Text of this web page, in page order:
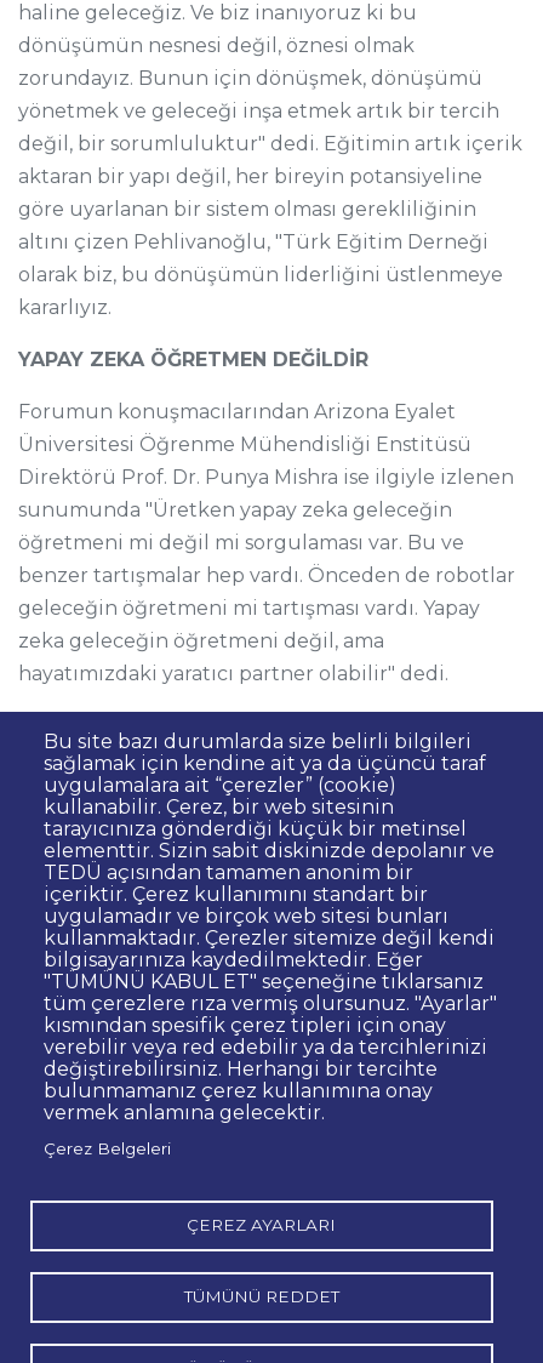
haline geleceğiz. Ve biz inanıyoruz ki bu
dönüşümün nesnesi değil, öznesi olmak
zorundayız. Bunun için dönüşmek, dönüşümü
yönetmek ve geleceği inşa etmek artık bir tercih
değil, bir sorumluluktur" dedi. Eğitimin artık içerik
aktaran bir yapı değil, her bireyin potansiyeline
göre uyarlanan bir sistem olması gerekliliğinin
altını çizen Pehlivanoğlu, "Türk Eğitim Derneği
olarak biz, bu dönüşümün liderliğini üstlenmeye
kararlıyız.
YAPAY ZEKA ÖĞRETMEN DEĞİLDİR
Forumun konuşmacılarından Arizona Eyalet
Üniversitesi Öğrenme Mühendisliği Enstitüsü
Direktörü Prof. Dr. Punya Mishra ise ilgiyle izlenen
sunumunda "Üretken yapay zeka geleceğin
öğretmeni mi değil mi sorgulaması var. Bu ve
benzer tartışmalar hep vardı. Önceden de robotlar
geleceğin öğretmeni mi tartışması vardı. Yapay
zeka geleceğin öğretmeni değil, ama
hayatımızdaki yaratıcı partner olabilir" dedi.
Bu site bazı durumlarda size belirli bilgileri
sağlamak için kendine ait ya da üçüncü taraf
uygulamalara ait “çerezler” (cookie)
kullanabilir. Çerez, bir web sitesinin
tarayıcınıza gönderdiği küçük bir metinsel
elementtir. Sizin sabit diskinizde depolanır ve
TEDÜ açısından tamamen anonim bir
içeriktir. Çerez kullanımını standart bir
uygulamadır ve birçok web sitesi bunları
kullanmaktadır. Çerezler sitemize değil kendi
bilgisayarınıza kaydedilmektedir. Eğer
"TÜMÜNÜ KABUL ET" seçeneğine tıklarsanız
tüm çerezlere rıza vermiş olursunuz. "Ayarlar"
kısmından spesifik çerez tipleri için onay
verebilir veya red edebilir ya da tercihlerinizi
değiştirebilirsiniz. Herhangi bir tercihte
bulunmamanız çerez kullanımına onay
vermek anlamına gelecektir.
Çerez Belgeleri
ÇEREZ AYARLARI
TÜMÜNÜ REDDET
Dipnot
Sıkça Sorulan Sorular
Kişisel Verilerin Korunması
Gizlilik Politikası
Sorumluluk Reddi
Bilgi Edinme
Site Yöneticisi İletişim
İhale ve Satınalma İlanları
Açık Rıza
Kurumsal Kimlik
Web Erişilebilirlik Beyanı
© TED Üniversitesi. Ziya Gökalp Caddesi No:48 06420, Kolej
Çankaya ANKARA
ÜniversitesiÜniversitesiÜniversitesi
geç